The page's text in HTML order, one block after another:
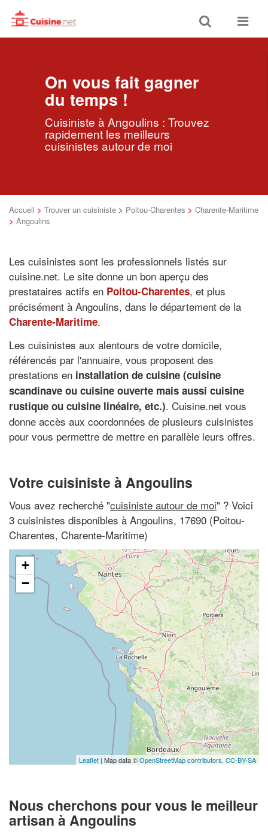
Toggle
search
Toggle
On vous fait gagner
du temps !
Cuisiniste à Angoulins : Trouvez
rapidement les meilleurs
cuisinistes autour de moi
Accueil > Trouver un cuisiniste > Poitou-Charentes > Charente-Maritime
> Angoulins
Les cuisinistes sont les professionnels listés sur
cuisine.net. Le site donne un bon aperçu des
prestataires actifs en Poitou-Charentes, et plus
précisément à Angoulins, dans le département de la
Charente-Maritime.
Les cuisinistes aux alentours de votre domicile,
référencés par l'annuaire, vous proposent des
prestations en installation de cuisine (cuisine
scandinave ou cuisine ouverte mais aussi cuisine
rustique ou cuisine linéaire, etc.). Cuisine.net vous
donne accès aux coordonnées de plusieurs cuisinistes
pour vous permettre de mettre en parallèle leurs offres.
Votre cuisiniste à Angoulins
Vous avez recherché "cuisiniste autour de moi" ? Voici
3 cuisinistes disponibles à Angoulins, 17690 (Poitou-
Charentes, Charente-Maritime)
+
−
Leaflet | Map data ©OpenStreetMap contributors, CC-BY-SA
Nous cherchons pour vous le meilleur
artisan à Angoulins